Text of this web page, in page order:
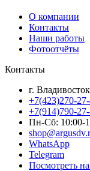
О компании
Контакты
Наши работы
Фотоотчёты
Контакты
г.
+7(423)270-27-
+7(914)790-
Пн-Сб: 10:00-
WhatsApp
Telegram
Посмотреть